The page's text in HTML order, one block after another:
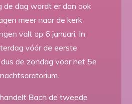
de dag wordt er dan ook
meer naar de kerk
valt op 6 januari. In
vóór de eerste
de zondag voor het 5e
Bach de tweede